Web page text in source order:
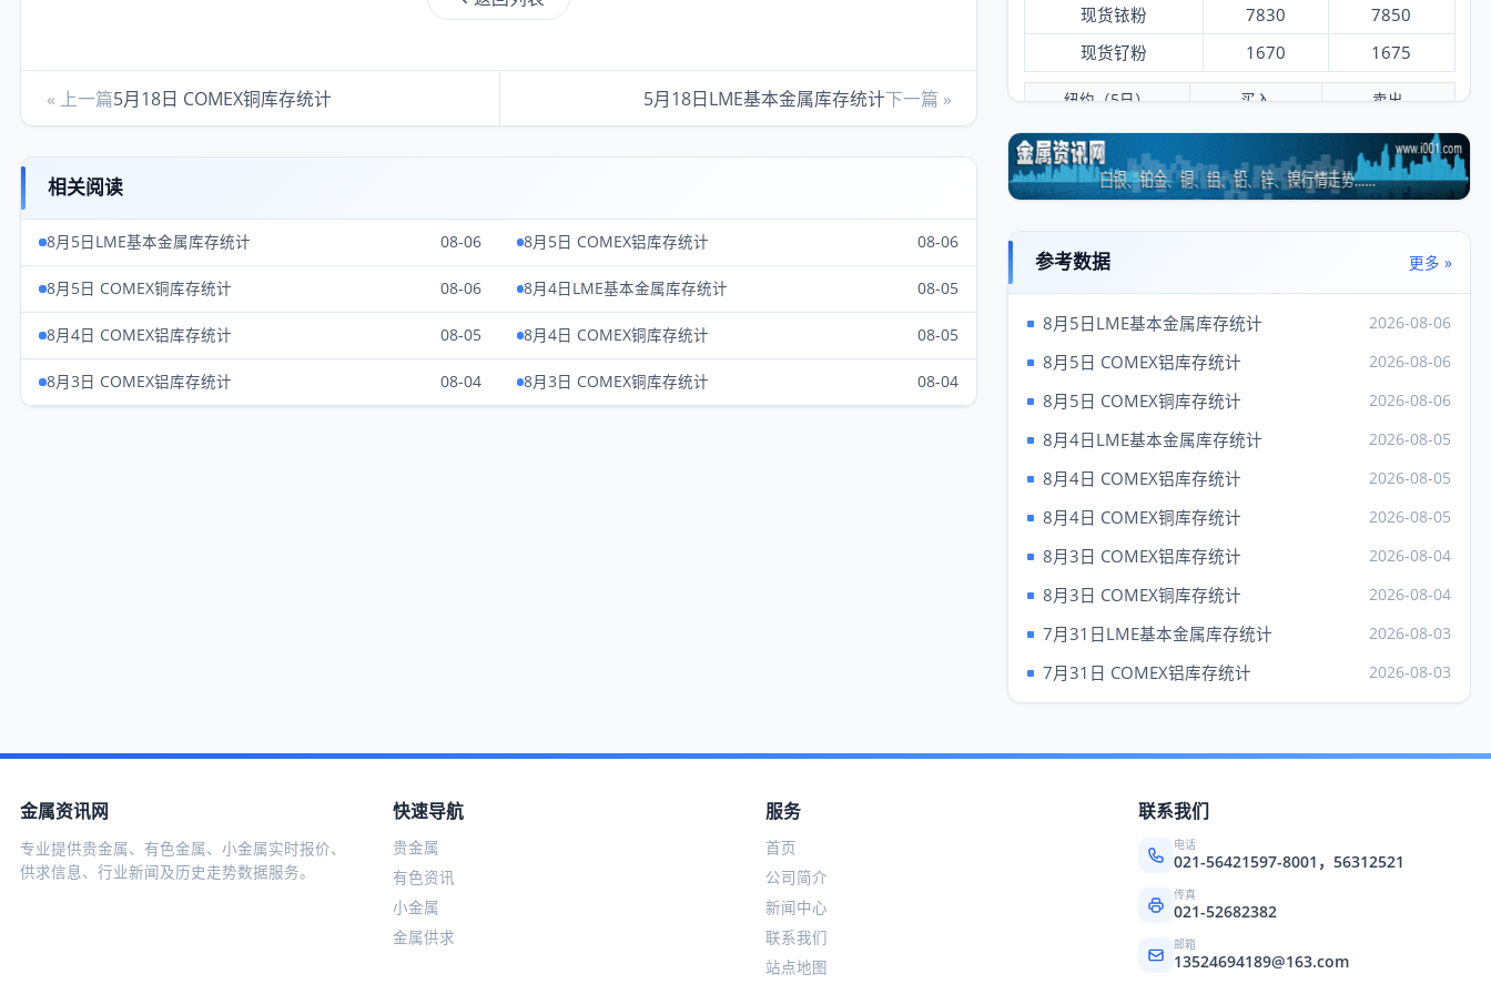
« 上一篇5月18日 COMEX铜库存统计 5月18日LME基本金属库存统计下一篇 »
相关阅读
8月5日LME基本金属库存统计 08-06 8月5日 COMEX铝库存统计 08-06
8月5日 COMEX铜库存统计 08-06 8月4日LME基本金属库存统计 08-05
8月4日 COMEX铝库存统计 08-05 8月4日 COMEX铜库存统计 08-05
8月3日 COMEX铝库存统计 08-04 8月3日 COMEX铜库存统计 08-04
现货铱粉 7830
7850
现货钌粉
1670 1675
纽约（5日） 买入 卖出
黄金 4275.70
4277.70
白银
62.14
62.39
钯
8150.00 9150.00
上海黄金 元/克（6日）
品种 Au99.95 Au99.99
成交 928.90
928.90
最低
917.01
906.01
---
435.96
参考数据 更多 »
8月5日LME基本金属库存统计 2026-08-06
8月5日 COMEX铝库存统计 2026-08-06
8月5日 COMEX铜库存统计 2026-08-06
8月4日LME基本金属库存统计 2026-08-05
8月4日 COMEX铝库存统计 2026-08-05
8月4日 COMEX铜库存统计 2026-08-05
8月3日 COMEX铝库存统计 2026-08-04
8月3日 COMEX铜库存统计 2026-08-04
7月31日LME基本金属库存统计 2026-08-03
7月31日 COMEX铝库存统计 2026-08-03
金属资讯网
专业提供贵金属、有色金属、小金属实时报价、
供求信息、行业新闻及历史走势数据服务。
快速导航
贵金属
有色资讯
小金属
金属供求
服务
首页
公司简介
新闻中心
联系我们
站点地图
联系我们
电话
021-56421597-8001，56312521
传真
021-52682382
邮箱
13524694189@163.com